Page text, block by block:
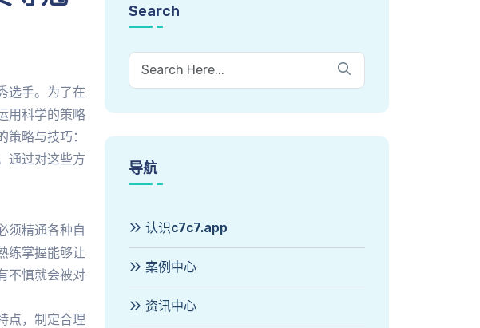
选手。为了在
用科学的策略
略与技巧：
通过对这些方
须精通各种自
练掌握能够让
不慎就会被对
点，制定合理
Search
导航
认识c7c7.app
案例中心
资讯中心